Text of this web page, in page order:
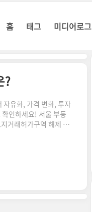
홈 태그 미디어로그
?
자유화, 가격 변화, 투자
인하세요! 서울 부동
시장에 다양한 변화
요 유입 – 규제 해소로